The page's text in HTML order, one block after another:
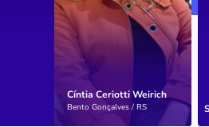
Cíntia Ceriotti Weirich
Bento Gonçalves / RS